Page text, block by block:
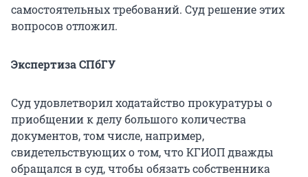
самостоятельных требований. Суд решение этих
вопросов отложил.
Экспертиза СПбГУ
Суд удовлетворил ходатайство прокуратуры о
приобщении к делу большого количества
документов, том числе, например,
свидетельствующих о том, что КГИОП дважды
обращался в суд, чтобы обязать собственника